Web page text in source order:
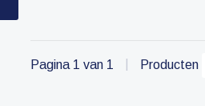
Pagina 1 van 1 Producten